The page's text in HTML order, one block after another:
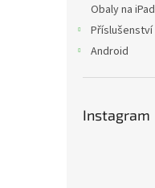
Obaly na iPad
Příslušenství
Android
Instagram